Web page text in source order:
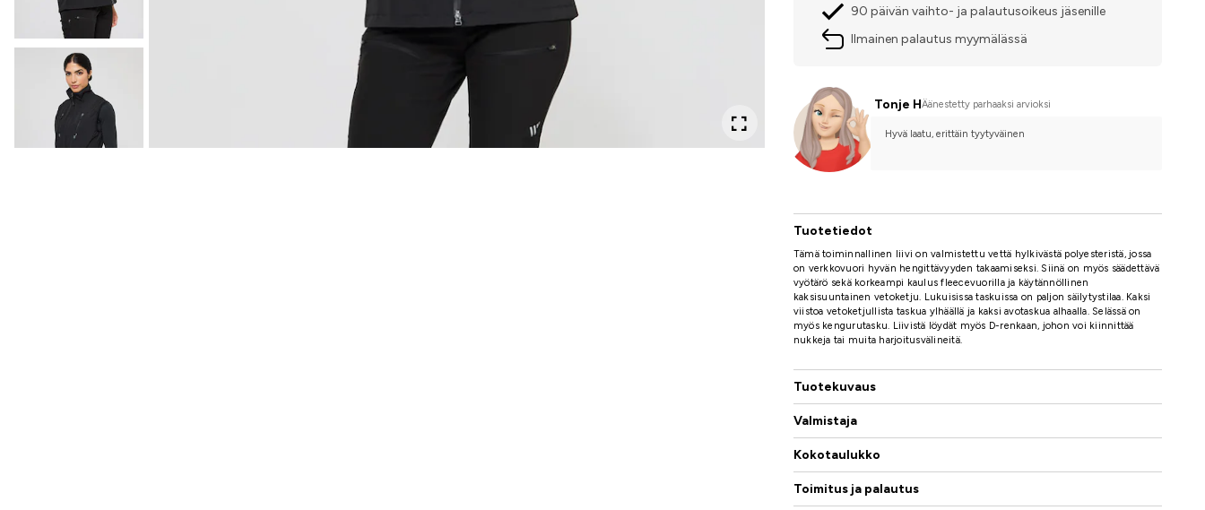
90 päivän vaihto- ja palautusoikeus jäsenille
Ilmainen palautus myymälässä
Tonje HÄänestetty parhaaksi arvioksi
Hyvä laatu, erittäin tyytyväinen
Tuotetiedot
Tämä toiminnallinen liivi on valmistettu vettä hylkivästä polyesteristä, jossa
on verkkovuori hyvän hengittävyyden takaamiseksi. Siinä on myös säädettävä
vyötärö sekä korkeampi kaulus fleecevuorilla ja käytännöllinen
kaksisuuntainen vetoketju. Lukuisissa taskuissa on paljon säilytystilaa. Kaksi
viistoa vetoketjullista taskua ylhäällä ja kaksi avotaskua alhaalla. Selässä on
myös kengurutasku. Liivistä löydät myös D-renkaan, johon voi kiinnittää
nukkeja tai muita harjoitusvälineitä.
Tuotekuvaus
Valmistaja
Kokotaulukko
Toimitus ja palautus